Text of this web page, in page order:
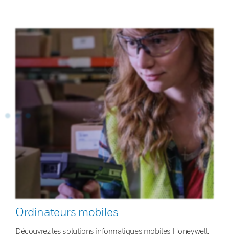
Ordinateurs mobiles
Découvrez les solutions informatiques mobiles Honeywell.